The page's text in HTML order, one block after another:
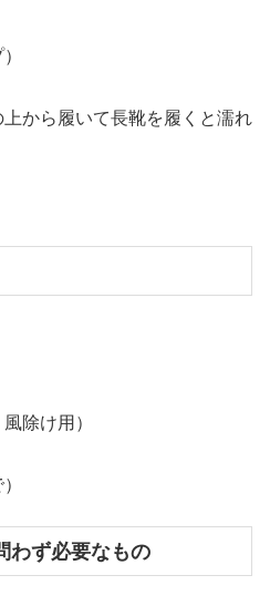
上から履いて長靴を履くと濡れ
除け用）
わず必要なもの